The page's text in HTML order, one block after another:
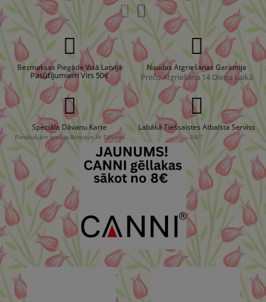
Bezmaksas Piegāde Visā Latvijā
Pasūtījumiem Virs 50€
Naudas Atgriešanas Garantija
Preču Atgriešana 14 Dienu Laikā
Speciāla Dāvanu Karte
Piedāvājam Īpašus Bonusus Ar Dāvanu
Labākā Tiešsaistes Atbalsta Serviss
24/7